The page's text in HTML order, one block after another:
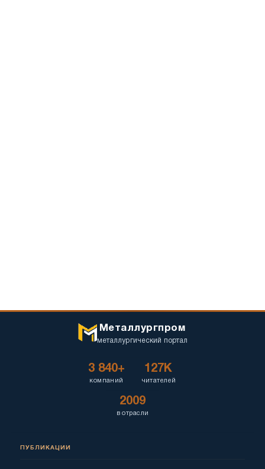
Металлургпром
металлургический портал
3 840+
компаний
127K
читателей
2009
в отрасли
ПУБЛИКАЦИИ